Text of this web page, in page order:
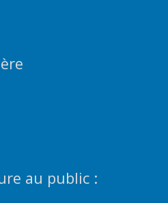
au public :